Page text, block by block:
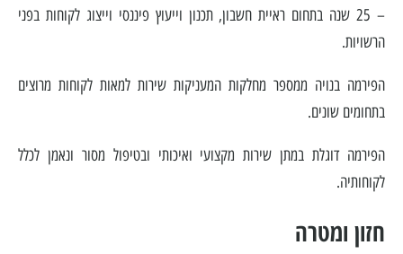
– 25 שנה בתחום ראיית חשבון, תכנון וייעוץ פיננסי וייצוג לקוחות בפני
הרשויות.
הפירמה בנויה ממספר מחלקות המעניקות שירות למאות לקוחות מרוצים
בתחומים שונים.
הפירמה דוגלת במתן שירות מקצועי ואיכותי ובטיפול מסור ונאמן לכלל
לקוחותיה.
חזון ומטרה